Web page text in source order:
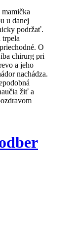
u danej
podržať.
O
chirurg pri
a jeho
nachádza.
žiť a